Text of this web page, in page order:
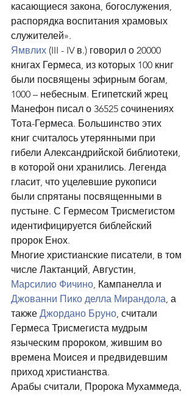
касающиеся закона, богослужения,
распорядка воспитания храмовых
служителей».
Ямвлих (III - IV в.) говорил о 20000
книгах Гермеса, из которых 100 книг
были посвящены эфирным богам,
1000 – небесным. Египетский жрец
Манефон писал о 36525 сочинениях
Тота-Гермеса. Большинство этих
книг считалось утерянными при
гибели Александрийской библиотеки,
в которой они хранились. Легенда
гласит, что уцелевшие рукописи
были спрятаны посвященными в
пустыне. С Гермесом Трисмегистом
идентифицируется библейский
пророк Енох.
Многие христианские писатели, в том
числе Лактанций, Августин,
Марсилио Фичино, Кампанелла и
Джованни Пико делла Мирандола, а
также Джордано Бруно, считали
Гермеса Трисмегиста мудрым
языческим пророком, жившим во
времена Моисея и предвидевшим
приход христианства.
Арабы считали, Пророка Мухаммеда,